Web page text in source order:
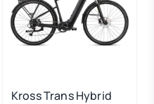
Kross Trans Hybrid